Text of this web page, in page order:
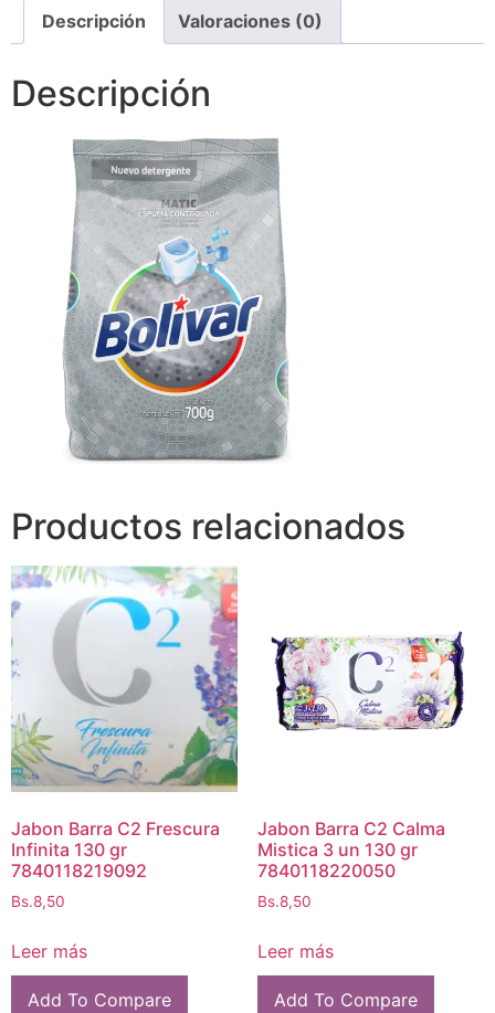
Descripción Valoraciones (0)
Descripción
Productos relacionados
Jabon Barra C2 Frescura
Infinita 130 gr
7840118219092
Bs.8,50
Leer más
Add To Compare
Jabon Barra C2 Calma
Mistica 3 un 130 gr
7840118220050
Bs.8,50
Leer más
Add To Compare